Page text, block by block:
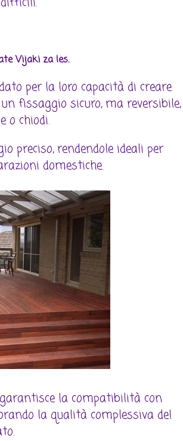
Vijaki za les.
per la loro capacità di creare
fissaggio sicuro, ma reversibile,
o chiodi.
preciso, rendendole ideali per
domestiche.
la compatibilità con
la qualità complessiva del